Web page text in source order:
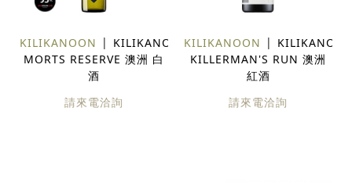
KILIKANOON
KILIKANOON
MORTS RESERVE 澳洲 白
酒
請來電洽詢
KILIKANOON
KILLERMAN'S RUN 澳洲
紅酒
請來電洽詢